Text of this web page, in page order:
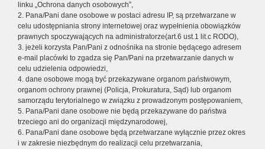
linku „Ochrona danych osobowych”,
2. Pana/Pani dane osobowe w postaci adresu IP, są przetwarzane w
celu udostępniania strony internetowej oraz wypełnienia obowiązków
prawnych spoczywających na administratorze(art.6 ust.1 lit.c RODO),
3. jeżeli korzysta Pan/Pani z odnośnika na stronie będącego adresem
e-mail placówki to zgadza się Pan/Pani na przetwarzanie danych w
celu udzielenia odpowiedzi,
4. dane osobowe mogą być przekazywane organom państwowym,
organom ochrony prawnej (Policja, Prokuratura, Sąd) lub organom
samorządu terytorialnego w związku z prowadzonym postępowaniem,
5. Pana/Pani dane osobowe nie będą przekazywane do państwa
trzeciego ani do organizacji międzynarodowej,
6. Pana/Pani dane osobowe będą przetwarzane wyłącznie przez okres
i w zakresie niezbędnym do realizacji celu przetwarzania,